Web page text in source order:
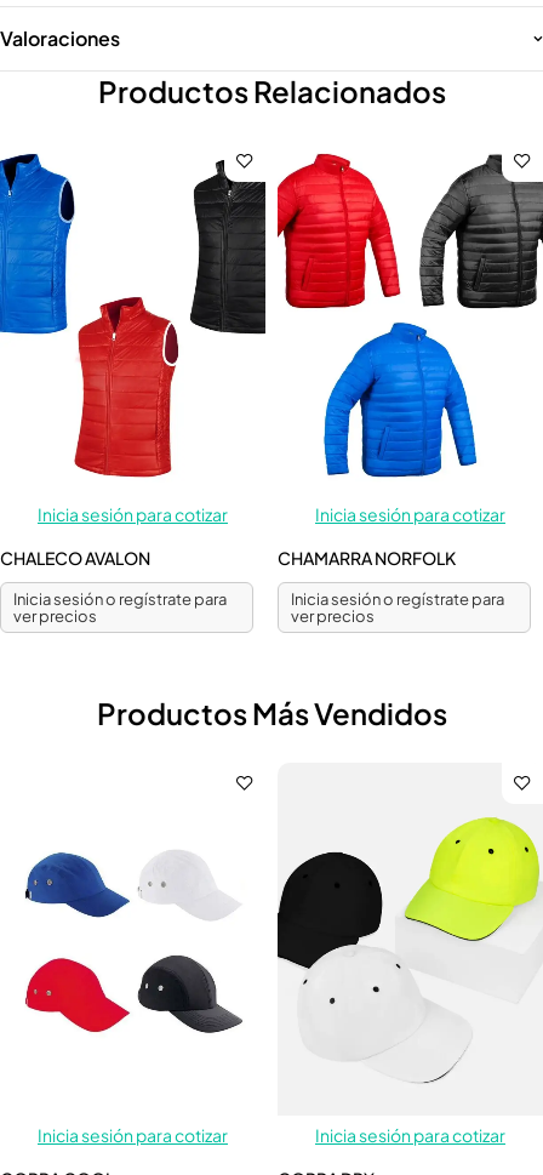
Valoraciones
Productos Relacionados
Inicia sesión para cotizar
CHALECO AVALON
Inicia sesión o regístrate para
ver precios
Inicia sesión para cotizar
CHAMARRA NORFOLK
Inicia sesión o regístrate para
ver precios
Productos Más Vendidos
Inicia sesión para cotizar
Inicia sesión para cotizar